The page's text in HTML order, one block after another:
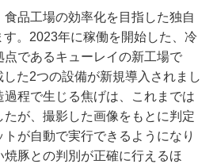
品工場の効率化を目指した独自
。2023年に稼働を開始した、冷
であるキューレイの新工場で
た2つの設備が新規導入されまし
程で生じる焦げは、これまでは
たが、撮影した画像をもとに判定
が自動で実行できるようになり
焼豚との判別が正確に行えるほ